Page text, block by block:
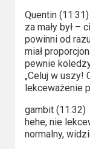
Quentin (11:31)
za mały był –
powinni od
miał
pewnie
„Celuj w uszy!
lekceważenie
gambit (11:32)
hehe, nie
normalny,